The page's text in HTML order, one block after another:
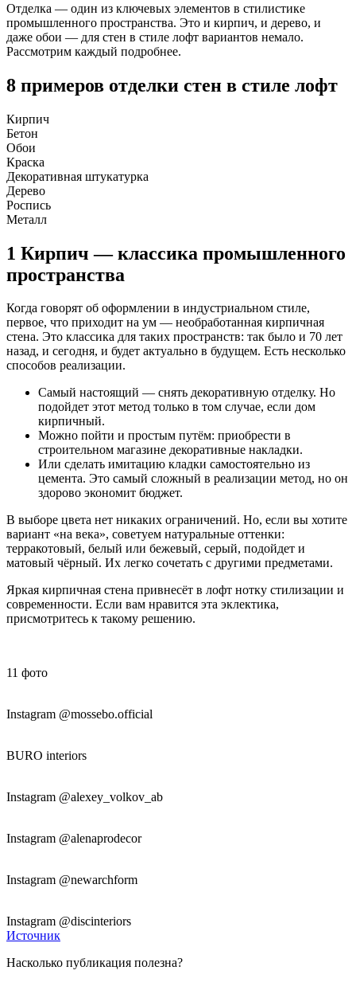
Отделка — один из ключевых элементов в стилистике
промышленного пространства. Это и кирпич, и дерево, и
даже обои — для стен в стиле лофт вариантов немало.
Рассмотрим каждый подробнее.
8 примеров отделки стен в стиле лофт
Кирпич
Бетон
Обои
Краска
Декоративная штукатурка
Дерево
Роспись
Металл
1 Кирпич — классика промышленного
пространства
Когда говорят об оформлении в индустриальном стиле,
первое, что приходит на ум — необработанная кирпичная
стена. Это классика для таких пространств: так было и 70 лет
назад, и сегодня, и будет актуально в будущем. Есть несколько
способов реализации.
Самый настоящий — снять декоративную отделку. Но
подойдет этот метод только в том случае, если дом
кирпичный.
Можно пойти и простым путём: приобрести в
строительном магазине декоративные накладки.
Или сделать имитацию кладки самостоятельно из
цемента. Это самый сложный в реализации метод, но он
здорово экономит бюджет.
В выборе цвета нет никаких ограничений. Но, если вы хотите
вариант «на века», советуем натуральные оттенки:
терракотовый, белый или бежевый, серый, подойдет и
матовый чёрный. Их легко сочетать с другими предметами.
Яркая кирпичная стена привнесёт в лофт нотку стилизации и
современности. Если вам нравится эта эклектика,
присмотритесь к такому решению.
11 фото
Instagram @mossebo.official
BURO interiors
Instagram @alexey_volkov_ab
Instagram @alenaprodecor
Instagram @newarchform
Instagram @discinteriors
Источник
Насколько публикация полезна?